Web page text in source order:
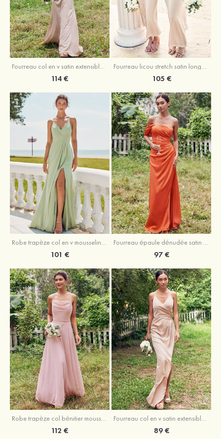
Fourreau col en v satin extensible ras du sol robe de demoiselle d'honneur
114 €
Fourreau licou stretch satin longueur cheville robe de demoiselle d'honneur
105 €
Robe trapèze col en v mousseline ras du sol robe de demoiselle d'honneur
101 €
Fourreau épaule dénudée satin extensible ras du sol robe de demoiselle d'honneur
97 €
Robe trapèze col bénitier mousseline ras du sol robe de demoiselle d'honneur
112 €
Fourreau col en v satin extensible asymétrique robe de demoiselle d'honneur
89 €